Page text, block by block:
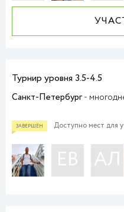
Турнир уровня 3.5-4.5
Санкт-Петербург-
Доступно мест для
ЕВ АЛ